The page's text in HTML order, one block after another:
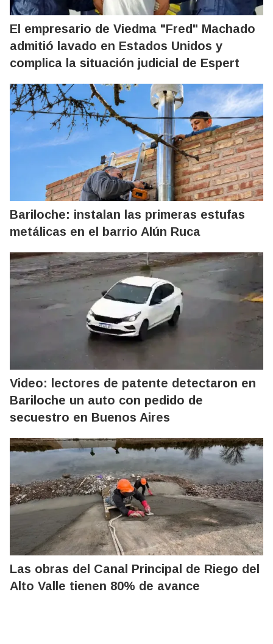
El empresario de Viedma "Fred" Machado
admitió lavado en Estados Unidos y
complica la situación judicial de Espert
Bariloche: instalan las primeras estufas
metálicas en el barrio Alún Ruca
Video: lectores de patente detectaron en
Bariloche un auto con pedido de
secuestro en Buenos Aires
Las obras del Canal Principal de Riego del
Alto Valle tienen 80% de avance